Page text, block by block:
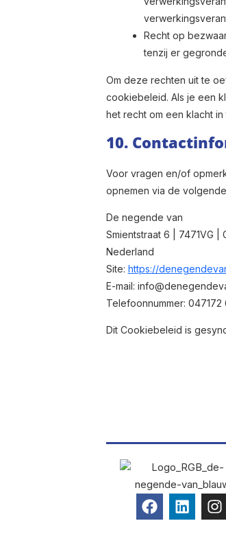
Recht op
tenzij er
Om deze rechten uit te
cookiebeleid. Als je een
het recht om een klacht
10.
Voor vragen en/of
opnemen via de
De negende van
Smientstraat 6 | 7471VG |
Nederland
Site: https://
E-mail: info@
Telefoonnummer: 047172
Dit Cookiebeleid is